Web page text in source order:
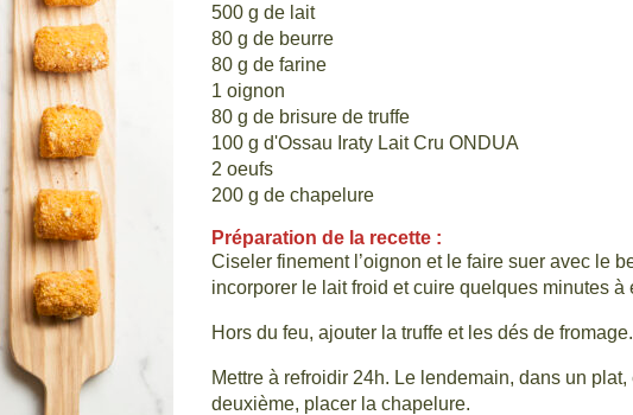
500 g de lait
80 g de beurre
80 g de farine
1 oignon
80 g de brisure de truffe
100 g d'Ossau Iraty Lait Cru ONDUA
2 oeufs
200 g de chapelure
Préparation de la recette :
Ciseler finement l’oignon et le faire suer avec le
incorporer le lait froid et cuire quelques minutes à
Hors du feu, ajouter la truffe et les dés de fromage.
Mettre à refroidir 24h. Le lendemain, dans un
deuxième, placer la chapelure.